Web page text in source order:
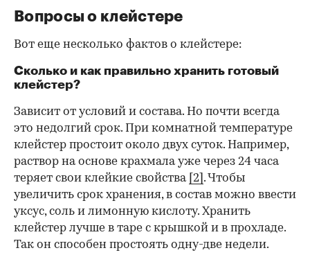
Вопросы о клейстере
Вот еще несколько фактов о клейстере:
Сколько и как правильно хранить готовый
клейстер?
Зависит от условий и состава. Но почти всегда
это недолгий срок. При комнатной температуре
клейстер простоит около двух суток. Например,
раствор на основе крахмала уже через 24 часа
теряет свои клейкие свойства [2] . Чтобы
увеличить срок хранения, в состав можно ввести
уксус, соль и лимонную кислоту. Хранить
клейстер лучше в таре с крышкой и в прохладе.
Так он способен простоять одну-две недели.